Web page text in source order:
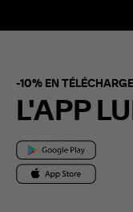
-10% EN
L'APP